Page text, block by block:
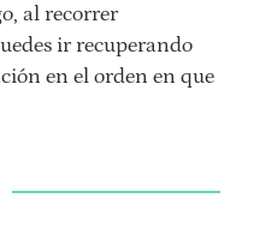
al recorrer
ir recuperando
en el orden en que